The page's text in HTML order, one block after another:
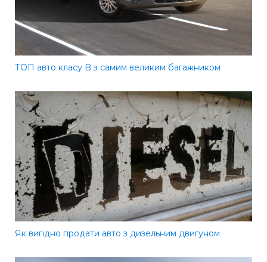
ТОП авто класу B з самим великим багажником
Як вигідно продати авто з дизельним двигуном